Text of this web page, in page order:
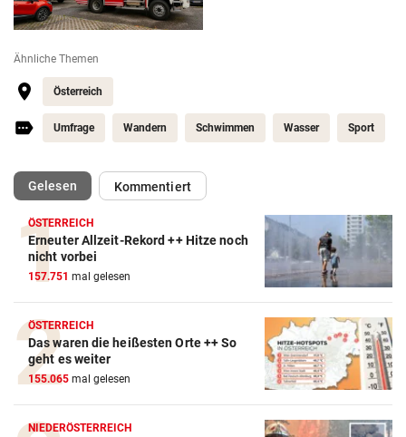
Ähnliche Themen
Österreich
Umfrage Wandern Schwimmen Wasser Sport
Gelesen(ausgewählt)Kommentiert
ÖSTERREICH
Erneuter Allzeit-Rekord ++ Hitze noch
nicht vorbei
157.751 mal gelesen
ÖSTERREICH
Das waren die heißesten Orte ++ So
geht es weiter
155.065 mal gelesen
NIEDERÖSTERREICH